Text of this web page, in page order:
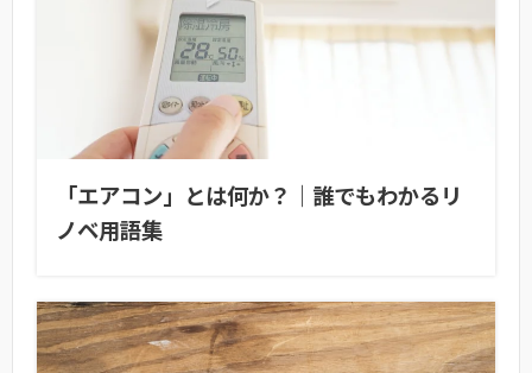
「エアコン」とは何か？｜誰でもわかるリ
ノベ用語集